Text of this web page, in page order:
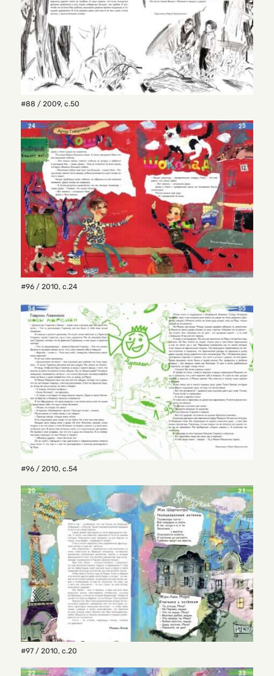
#88 / 2009, с.50
#96 / 2010, с.24
#96 / 2010, с.54
#97 / 2010, с.20